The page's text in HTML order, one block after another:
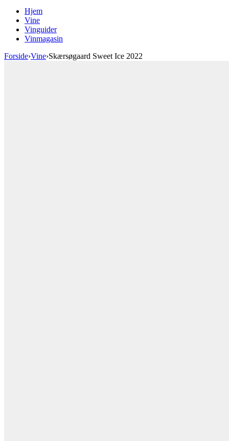
Hjem
Vine
Vinguider
Vinmagasin
Forside›Vine›Skærsøgaard Sweet Ice 2022